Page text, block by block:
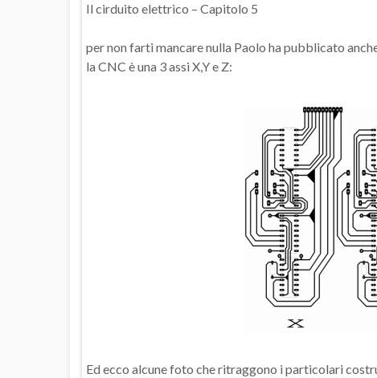
Il cirduito elettrico – Capitolo 5
per non farti mancare nulla Paolo ha pubblicato
la CNC è una 3 assi X,Y e Z:
Ed ecco alcune foto che ritraggono i particolari